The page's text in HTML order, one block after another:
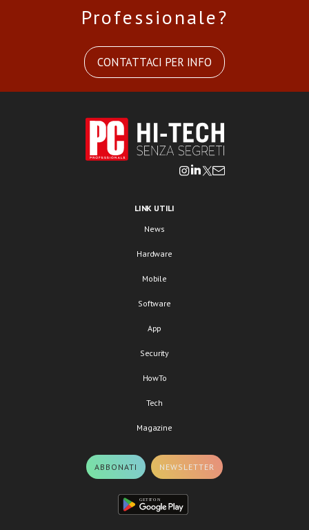
Professionale?
CONTATTACI PER INFO
LINK UTILI
News
Hardware
Mobile
Software
App
Security
HowTo
Tech
Magazine
ABBONATI NEWSLETTER